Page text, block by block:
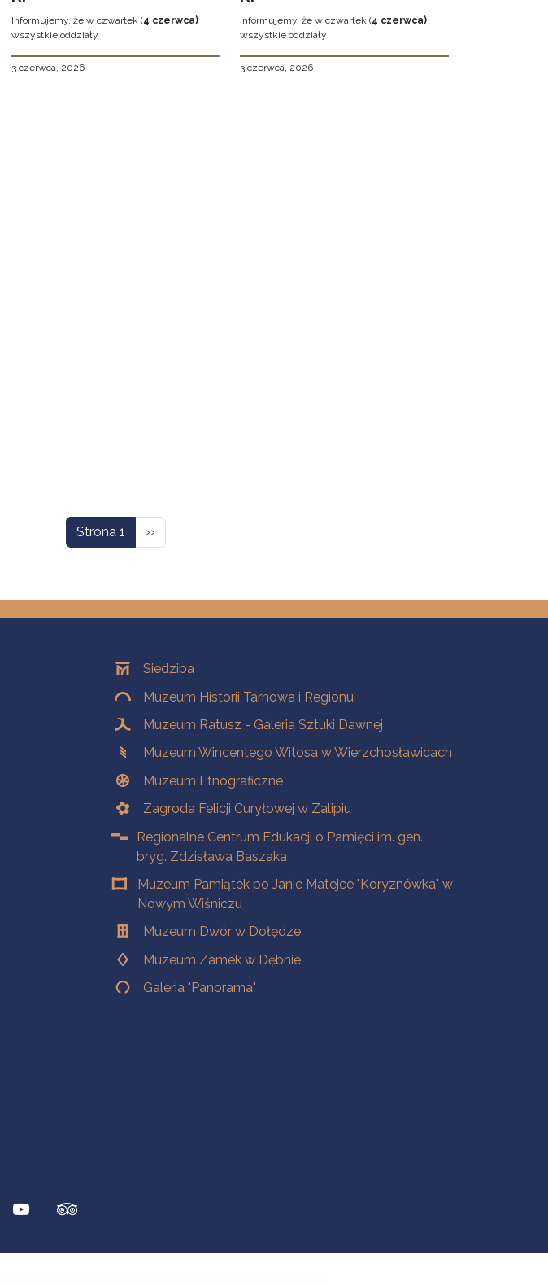
Informujemy, że w czwartek (4 czerwca)
wszystkie oddziały
3 czerwca, 2026
Informujemy, że w czwartek (4 czerwca)
wszystkie oddziały
3 czerwca, 2026
Strona 1 Następna strona
››
OddziałySiedziba
Muzeum Historii Tarnowa i Regionu
Muzeum Ratusz - Galeria Sztuki Dawnej
Muzeum Wincentego Witosa w Wierzchosławicach
Muzeum Etnograficzne
Zagroda Felicji Curyłowej w Zalipiu
Regionalne Centrum Edukacji o Pamięci im. gen.
bryg. Zdzisława Baszaka
Muzeum Pamiątek po Janie Matejce "Koryznówka" w
Nowym Wiśniczu
Muzeum Dwór w Dołędze
Muzeum Zamek w Dębnie
Galeria "Panorama"